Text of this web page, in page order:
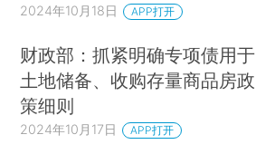
2024年10月18日 APP打开
财政部：抓紧明确专项债用于
土地储备、收购存量商品房政
策细则
2024年10月17日 APP打开